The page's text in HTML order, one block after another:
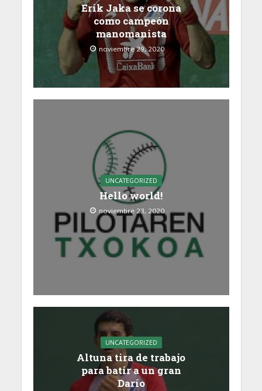
Erik Jaka se corona
como campeón
manomanista
noviembre 29, 2020
UNCATEGORIZED
Hello world!
noviembre 23, 2020
UNCATEGORIZED
Altuna tira de trabajo
para batir a un gran
Darío